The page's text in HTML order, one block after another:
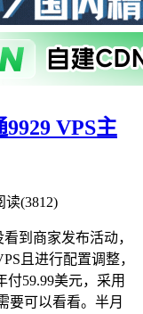
VPS主
读(3812)
到商家发布活动，
且进行配置调整，
59.99美元，采用
要可以看看。半月